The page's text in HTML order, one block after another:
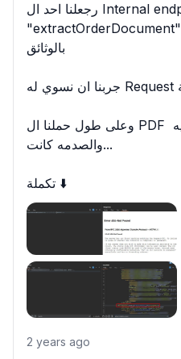
رجعلنا احد ال Internal endpoint ومن اسمه
"extractOrderDocument" والواضح ان له علاقه
بالوثائق
جربنا ان نسوي له Request ونحط رقم أي وثيقة
وعلى طول حملنا ال PDF عشان نشوف المحتوى الي فيه
والصدمه كانت...
تكملة ⬇️
2 years ago